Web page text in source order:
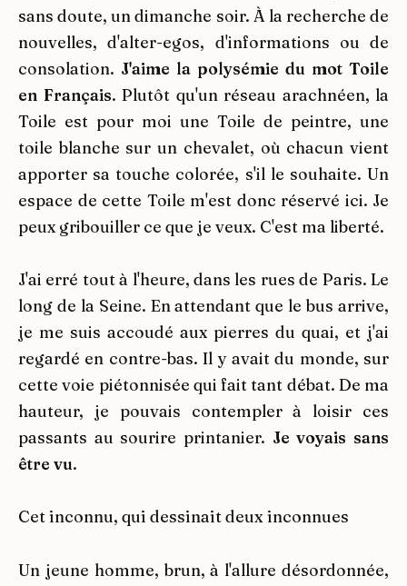
sans doute, un dimanche soir. À la recherche de
nouvelles, d'alter-egos, d'informations ou de
consolation. J'aime la polysémie du mot Toile
en Français. Plutôt qu'un réseau arachnéen, la
Toile est pour moi une Toile de peintre, une
toile blanche sur un chevalet, où chacun vient
apporter sa touche colorée, s'il le souhaite. Un
espace de cette Toile m'est donc réservé ici. Je
peux gribouiller ce que je veux. C'est ma liberté.
J'ai erré tout à l'heure, dans les rues de Paris. Le
long de la Seine. En attendant que le bus arrive,
je me suis accoudé aux pierres du quai, et j'ai
regardé en contre-bas. Il y avait du monde, sur
cette voie piétonnisée qui fait tant débat. De ma
hauteur, je pouvais contempler à loisir ces
passants au sourire printanier. Je voyais sans
être vu.
Cet inconnu, qui dessinait deux inconnues
Un jeune homme, brun, à l'allure désordonnée,